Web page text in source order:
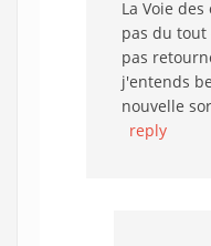
La Voie
pas du tout
pas
j'entends
nouvelle
reply